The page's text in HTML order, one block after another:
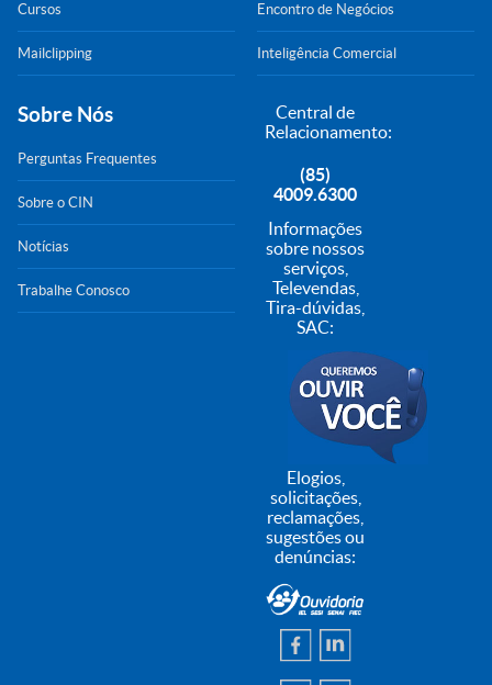
Cursos
Mailclipping
Encontro de Negócios
Inteligência Comercial
Sobre Nós
Perguntas Frequentes
Sobre o CIN
Notícias
Trabalhe Conosco
Central de
Relacionamento:
(85)
4009.6300
Informações
sobre nossos
serviços,
Televendas,
Tira-dúvidas,
SAC:
Elogios,
solicitações,
reclamações,
sugestões ou
denúncias: